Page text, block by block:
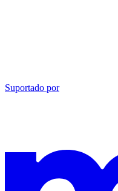
Suportado por